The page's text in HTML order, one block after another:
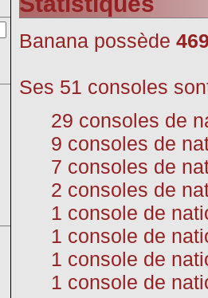
Banana possède
Ses 51 consoles
29 consoles de
9 consoles de
7 consoles de
2 consoles de
1 console de
1 console de
1 console de
1 console de